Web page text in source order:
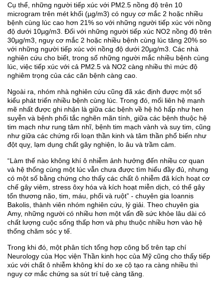
Cụ thể, những người tiếp xúc với PM2.5 nồng độ trên 10
microgram trên mét khối (µg/m3) có nguy cơ mắc 2 hoặc nhiều
bệnh cùng lúc cao hơn 21% so với những người tiếp xúc với nồng
độ dưới 10µg/m3. Đối với những người tiếp xúc NO2 nồng độ trên
30µg/m3, nguy cơ mắc 2 hoặc nhiều bệnh cùng lúc tăng 20% so
với những người tiếp xúc với nồng độ dưới 20µg/m3. Các nhà
nghiên cứu cho biết, trong số những người mắc nhiều bệnh cùng
lúc, việc tiếp xúc với cả PM2.5 và NO2 càng nhiều thì mức độ
nghiêm trọng của các căn bệnh càng cao.
Ngoài ra, nhóm nhà nghiên cứu cũng đã xác định được một số
kiểu phát triển nhiều bệnh cùng lúc. Trong đó, mối liên hệ mạnh
mẽ nhất được ghi nhận là giữa các bệnh về hệ hô hấp như hen
suyễn và bệnh phổi tắc nghẽn mãn tính, giữa các bệnh thuộc hệ
tim mạch như rung tâm nhĩ, bệnh tim mạch vành và suy tim, cũng
như giữa các chứng rối loạn thần kinh và tâm thần phổ biến như
đột quỵ, lạm dụng chất gây nghiện, lo âu và trầm cảm.
“Làm thế nào không khí ô nhiễm ảnh hưởng đến nhiều cơ quan
và hệ thống cùng một lúc vẫn chưa được tìm hiểu đầy đủ, nhưng
có một số bằng chứng cho thấy các chất ô nhiễm đã kích hoạt cơ
chế gây viêm, stress ôxy hóa và kích hoạt miễn dịch, có thể gây
tổn thương não, tim, máu, phổi và ruột” - chuyên gia Ioannis
Bakolis, thành viên nhóm nghiên cứu, lý giải. Theo chuyên gia
Amy, những người có nhiều hơn một vấn đề sức khỏe lâu dài có
chất lượng cuộc sống thấp hơn và phụ thuộc nhiều hơn vào hệ
thống chăm sóc y tế.
Trong khi đó, một phân tích tổng hợp công bố trên tạp chí
Neurology của Học viện Thần kinh học của Mỹ cũng cho thấy tiếp
xúc với chất ô nhiễm không khí do xe cộ tạo ra càng nhiều thì
nguy cơ mắc chứng sa sút trí tuệ càng tăng.